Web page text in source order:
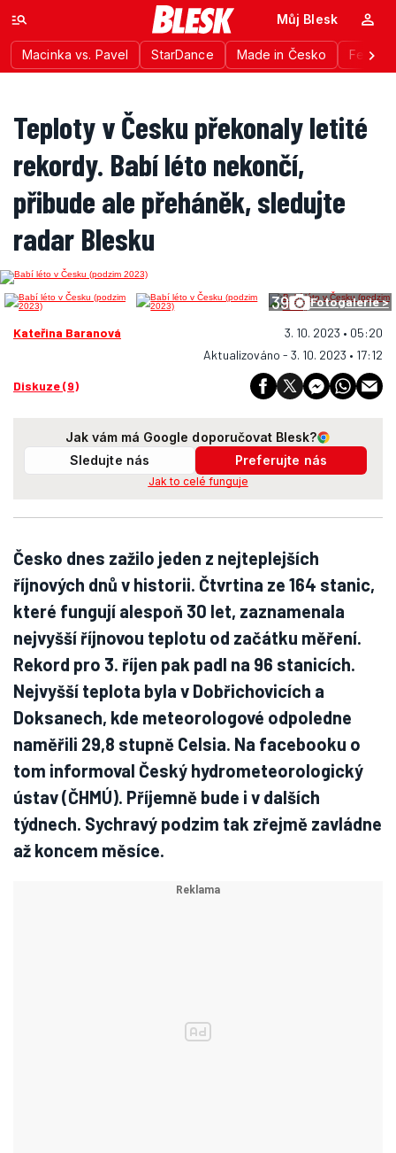
Macinka vs. Pavel StarDance Made in Česko
Můj Blesk
Teploty v Česku překonaly letité
rekordy. Babí léto nekončí,
přibude ale přeháněk, sledujte
radar Blesku
39 Fotogalerie >
Kateřina Baranová
3. 10. 2023 • 05:20
Aktualizováno - 3. 10. 2023 • 17:12
Diskuze (9)
Jak vám má Google doporučovat Blesk?
Sledujte nás
Preferujte nás
Jak to celé funguje
Česko dnes zažilo jeden z nejteplejších
říjnových dnů v historii. Čtvrtina ze 164 stanic,
které fungují alespoň 30 let, zaznamenala
nejvyšší říjnovou teplotu od začátku měření.
Rekord pro 3. říjen pak padl na 96 stanicích.
Nejvyšší teplota byla v Dobřichovicích a
Doksanech, kde meteorologové odpoledne
naměřili 29,8 stupně Celsia. Na facebooku o
tom informoval Český hydrometeorologický
ústav (ČHMÚ). Příjemně bude i v dalších
týdnech. Sychravý podzim tak zřejmě zavládne
až koncem měsíce.